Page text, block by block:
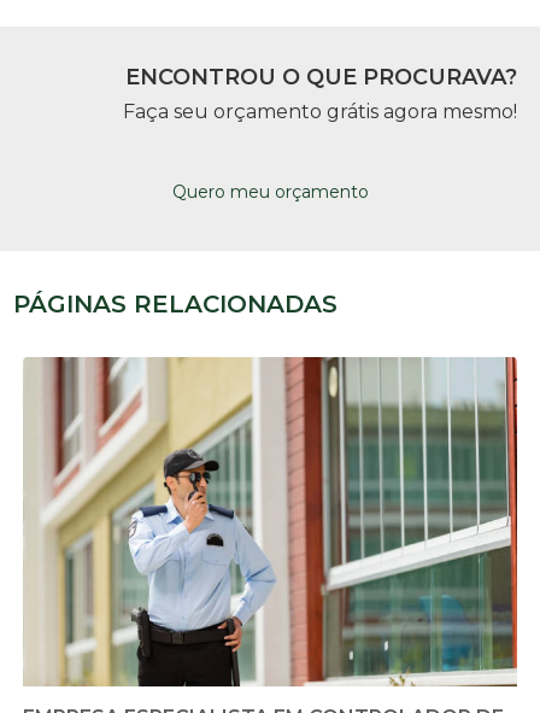
ENCONTROU O QUE PROCURAVA?
Faça seu orçamento grátis agora mesmo!
Quero meu orçamento
PÁGINAS RELACIONADAS